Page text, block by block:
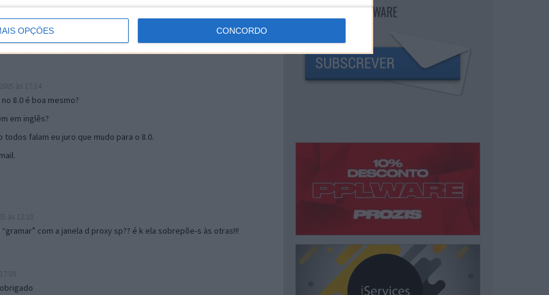
OPÇÕES CONCORDO
17:00
8.0 é boa mesmo?
em inglês?
falam eu juro que mudo para o 8.0.
com a janela d proxy sp?? é k ela sobrepõe-s às otras!!!
NEWSLETTER PPLWARE